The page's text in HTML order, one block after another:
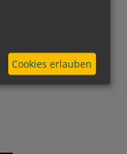
Cookies erlauben